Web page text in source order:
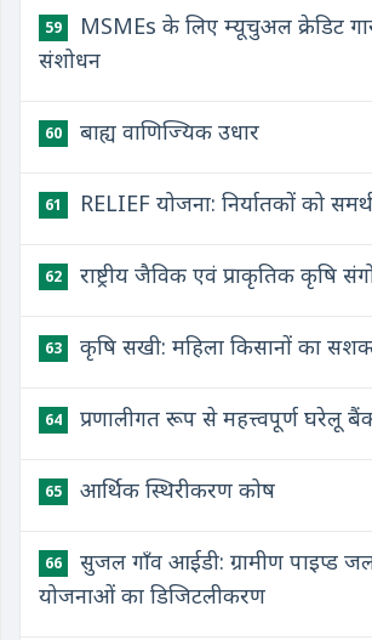
59
MSMEs के लिए म्यूचुअल क्रेडिट
संशोधन
60 बाह्य वाणिज्यिक उधार
61 RELIEF योजना: निर्यातकों को
62 राष्ट्रीय जैविक एवं प्राकृतिक कृषि
63 कृषि सखी: महिला किसानों का
64 प्रणालीगत रूप से महत्त्वपूर्ण घरेलू
65 आर्थिक स्थिरीकरण कोष
66
सुजल गाँव आईडी: ग्रामीण पाइप्ड
योजनाओं का डिजिटलीकरण